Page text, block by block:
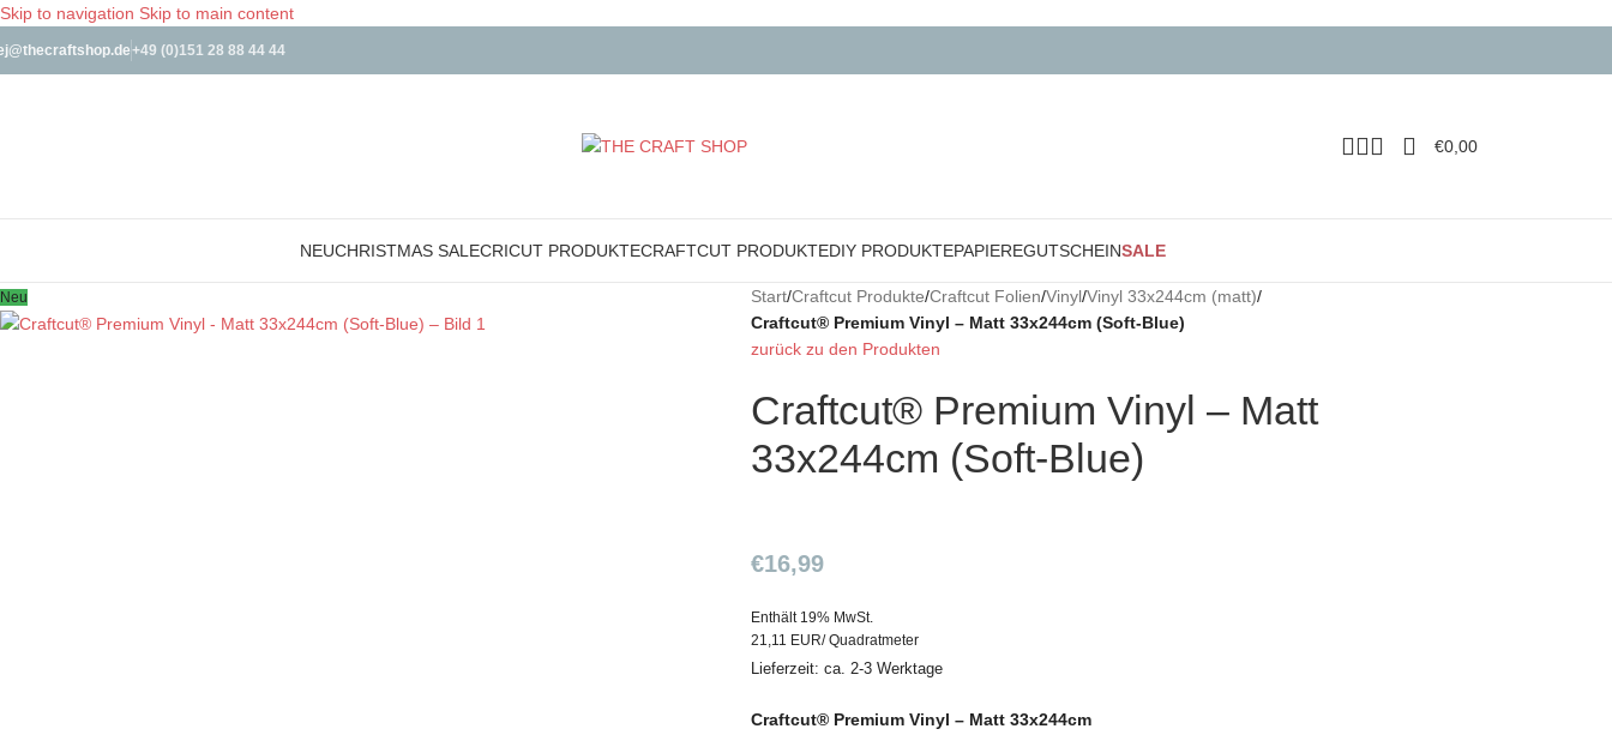
Skip to navigation Skip to main content
+49 (0)151 28 88 44 44
€0,00
NEUCHRISTMAS SALECRICUT PRODUKTECRAFTCUT PRODUKTEDIY PRODUKTEPAPIEREGUTSCHEINSALE
Neu Start/Craftcut Produkte/Craftcut Folien/Vinyl/Vinyl 33x244cm (matt)/
Craftcut® Premium Vinyl – Matt 33x244cm (Soft-Blue)
zurück zu den Produkten
Craftcut® Premium Vinyl – Matt
33x244cm (Soft-Blue)
€16,99
Enthält 19% MwSt.
21,11 EUR/ Quadratmeter
Lieferzeit: ca. 2-3 Werktage
Craftcut® Premium Vinyl – Matt 33x244cm